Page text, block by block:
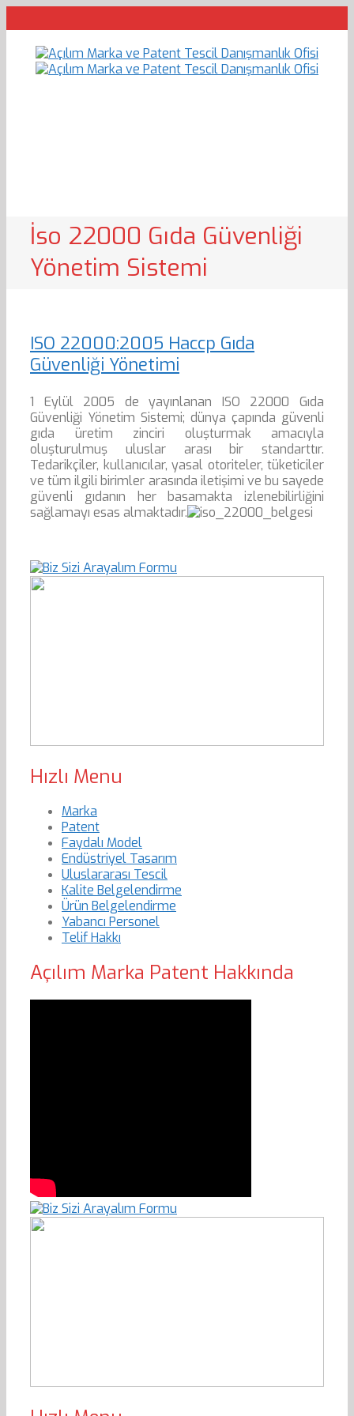
İso 22000 Gıda Güvenliği
Yönetim Sistemi
ISO 22000:2005 Haccp Gıda
Güvenliği Yönetimi
1 Eylül 2005 de yayınlanan ISO 22000 Gıda
Güvenliği Yönetim Sistemi; dünya çapında güvenli
gıda üretim zinciri oluşturmak amacıyla
oluşturulmuş uluslar arası bir standarttır.
Tedarikçiler, kullanıcılar, yasal otoriteler, tüketiciler
ve tüm ilgili birimler arasında iletişimi ve bu sayede
güvenli gıdanın her basamakta izlenebilirliğini
sağlamayı esas almaktadır.
Hızlı Menu
Marka
Patent
Faydalı Model
Endüstriyel Tasarım
Uluslararası Tescil
Kalite Belgelendirme
Ürün Belgelendirme
Yabancı Personel
Telif Hakkı
Açılım Marka Patent Hakkında